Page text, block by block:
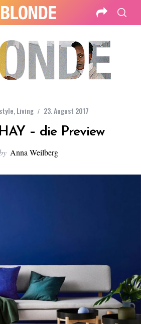
,Living 23. August 2017
– die Preview
Anna Weilberg